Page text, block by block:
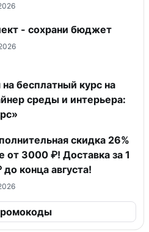
- сохрани бюджет
на бесплатный курс на
среды и интерьера:
скидка 26%
от 3000 ₽! Доставка за 1
конца августа!